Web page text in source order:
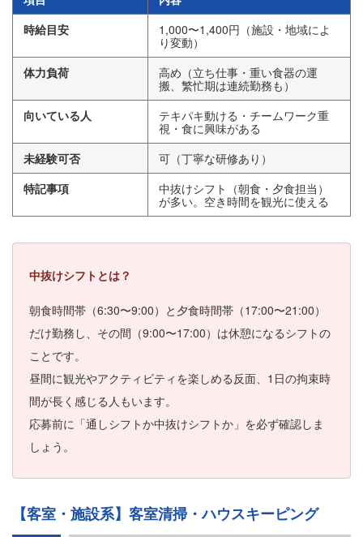
時給目安
1,000〜1,400円（施設・地域によ
り変動）
体力負荷
高め（立ち仕事・重い食器の運
搬、繁忙期は連続勤務も）
向いている人
テキパキ動ける・チームワーク重
視・食に興味がある
未経験可否
可（丁寧な研修あり）
特記事項
中抜けシフト（朝食・夕食担当）
が多い。空き時間を観光に使える
中抜けシフトとは？
朝食時間帯（6:30〜9:00）と夕食時間帯（17:00〜21:00）
だけ勤務し、その間（9:00〜17:00）は休憩になるシフトの
ことです。
昼間に観光やアクティビティを楽しめる反面、1日の拘束時
間が長く感じる人もいます。
応募前に「通しシフトか中抜けシフトか」を必ず確認しま
しょう。
【客室・施設系】客室清掃・ハウスキーピング